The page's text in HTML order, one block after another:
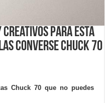
para esta
Converse Chuck 70
Chuck 70 que no puedes